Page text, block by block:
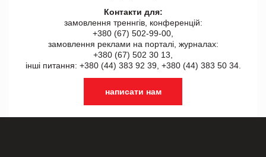
Контакти для:
замовлення треннгів, конференцій:
+380 (67) 502-99-00,
замовлення реклами на порталі, журналах:
+380 (67) 502 30 13,
інші питання: +380 (44) 383 92 39, +380 (44) 383 50 34.
написати нам